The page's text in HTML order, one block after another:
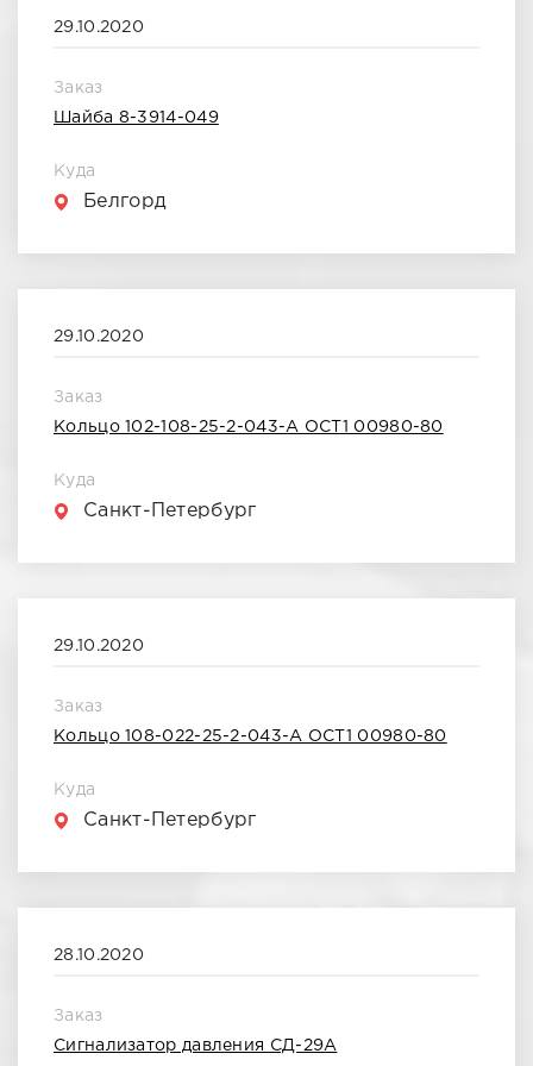
Март 2022
Май 2022
Август 2022
Февраль 2023
Март 2023
29.10.2020
Заказ
Шайба 8-3914-049
Куда
Белгорд
29.10.2020
Заказ
Кольцо 102-108-25-2-043-А ОСТ1 00980-80
Куда
Санкт-Петербург
29.10.2020
Заказ
Кольцо 108-022-25-2-043-А ОСТ1 00980-80
Куда
Санкт-Петербург
28.10.2020
Заказ
Сигнализатор давления СД-29А